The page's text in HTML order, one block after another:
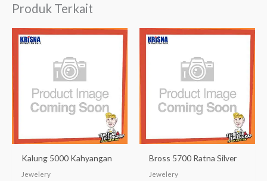
Produk Terkait
Kalung 5000 Kahyangan
Jewelery
Bross 5700 Ratna Silver
Jewelery